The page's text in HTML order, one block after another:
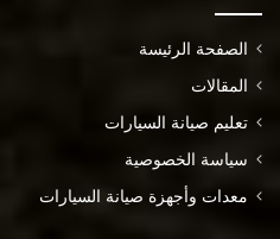
الصفحة الرئيسة
المقالات
تعليم صيانة السيارات
سياسة الخصوصية
معدات وأجهزة صيانة السيارات